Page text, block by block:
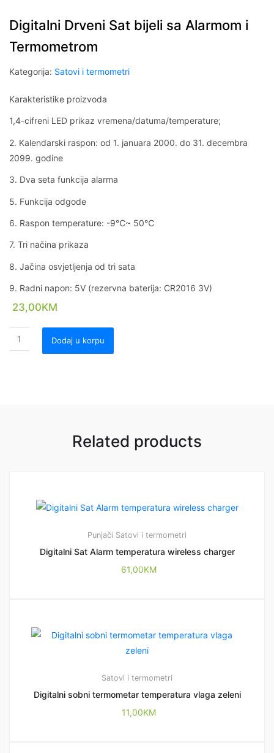
Digitalni Drveni Sat bijeli sa Alarmom i
Termometrom
Kategorija: Satovi i termometri
Karakteristike proizvoda
1,4-cifreni LED prikaz vremena/datuma/temperature;
2. Kalendarski raspon: od 1. januara 2000. do 31. decembra
2099. godine
3. Dva seta funkcija alarma
5. Funkcija odgode
6. Raspon temperature: -9℃~ 50℃
7. Tri načina prikaza
8. Jačina osvjetljenja od tri sata
9. Radni napon: 5V (rezervna baterija: CR2016 3V)
23,00KM
Dodaj u korpu
Related products
Punjači Satovi i termometri
Digitalni Sat Alarm temperatura wireless charger
61,00KM
Satovi i termometri
Digitalni sobni termometar temperatura vlaga zeleni
11,00KM